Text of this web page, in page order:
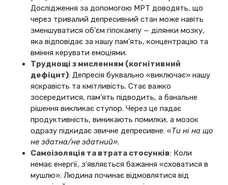
Дослідження за допомогою МРТ доводять, що
через тривалий депресивний стан може навіть
зменшуватися об’єм гіпокампу — ділянки мозку,
яка відповідає за нашу пам’ять, концентрацію та
вміння керувати емоціями.
Труднощі з мисленням (когнітивний
дефіцит): Депресія буквально «виключає» нашу
яскравість та кмітливість. Стає важко
зосередитися, пам’ять підводить, а банальне
рішення викликає ступор. Через це падає
продуктивність, виникають помилки, а мозок
одразу підкидає звичне депресивне: «Ти ні на що
не здатна/не здатний».
Самоізоляція та втрата стосунків: Коли
немає енергії, з’являється бажання «сховатися в
мушлю». Людина починає відмовлятися від